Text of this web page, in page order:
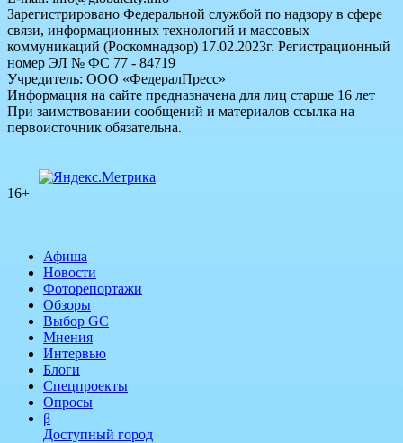
Зарегистрировано Федеральной службой по надзору в сфере
связи, информационных технологий и массовых
коммуникаций (Роскомнадзор) 17.02.2023г. Регистрационный
номер ЭЛ № ФС 77 - 84719
Учредитель: ООО «ФедералПресс»
Информация на сайте предназначена для лиц старше 16 лет
При заимствовании сообщений и материалов ссылка на
первоисточник обязательна.
16+
Афиша
Новости
Фоторепортажи
Обзоры
Выбор GC
Мнения
Интервью
Блоги
Спецпроекты
Опросы
β
Доступный город